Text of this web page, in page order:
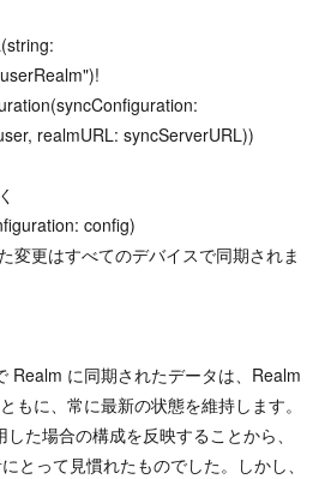
realmURL: syncServerURL))
config)
変更はすべてのデバイスで同期されま
Realm に同期されたデータは、Realm
もに、常に最新の状態を維持します。
た場合の構成を反映することから、
とって見慣れたものでした。しかし、